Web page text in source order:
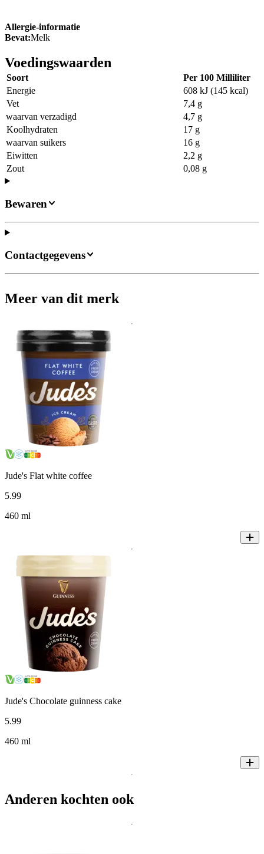
Allergie-informatie
Bevat:Melk
Voedingswaarden
Soort
Per 100 Milliliter
Energie
608 kJ (145 kcal)
Vet
7,4 g
waarvan verzadigd
4,7 g
Koolhydraten
17 g
waarvan suikers
16 g
Eiwitten
2,2 g
Zout
0,08 g
Bewaren
Contactgegevens
Meer van dit merk
Jude's Flat white coffee
5.99
460 ml
Jude's Chocolate guinness cake
5.99
460 ml
Anderen kochten ook